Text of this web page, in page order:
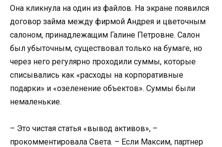
Она кликнула на один из файлов. На экране появился
договор займа между фирмой Андрея и цветочным
салоном, принадлежащим Галине Петровне. Салон
был убыточным, существовал только на бумаге, но
через него регулярно проходили суммы, которые
списывались как «расходы на корпоративные
подарки» и «озеленение объектов». Суммы были
немаленькие.
– Это чистая статья «вывод активов», –
прокомментировала Света. – Если Максим, партнер